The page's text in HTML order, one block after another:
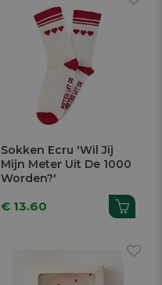
Sokken Ecru 'Wil Jij
Mijn Meter Uit De 1000
Worden?'
€ 13.60